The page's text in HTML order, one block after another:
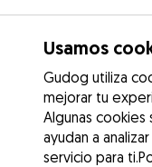
Usamos
Gudog utiliza
mejorar tu
Algunas cookies
ayudan a
servicio para